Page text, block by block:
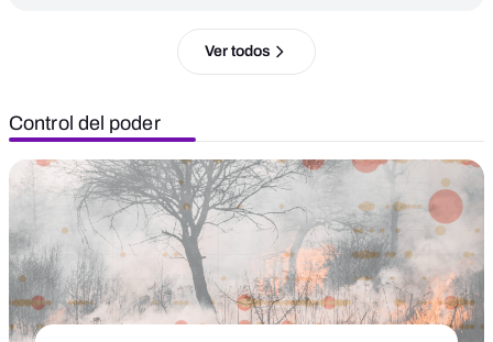
Ver todos
Control del poder